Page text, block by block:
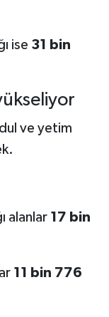
ise 31 bin
dul ve yetim
alanlar 17 bin
11 bin 776